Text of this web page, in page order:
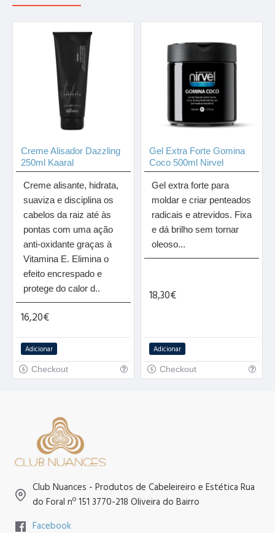
Creme Alisador Dazzling
250ml Kaaral
Creme alisante, hidrata,
suaviza e disciplina os
cabelos da raiz até às
pontas com uma ação
anti-oxidante graças à
Vitamina E. Elimina o
efeito encrespado e
protege do calor d..
16,20€
Adicionar
Checkout
Gel Extra Forte Gomina
Coco 500ml Nirvel
Gel extra forte para
moldar e criar penteados
radicais e atrevidos. Fixa
e dá brilho sem tornar
oleoso...
18,30€
Adicionar
Checkout
Club Nuances - Produtos de Cabeleireiro e Estética Rua
do Foral nº 151 3770-218 Oliveira do Bairro
Facebook